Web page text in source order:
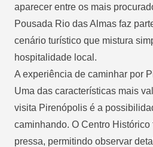
aparecer entre os mais
Pousada Rio das Almas faz
cenário turístico que mistura
hospitalidade local.
A experiência de caminhar por
Uma das características mais
visita Pirenópolis é a
caminhando. O Centro
pressa, permitindo observar